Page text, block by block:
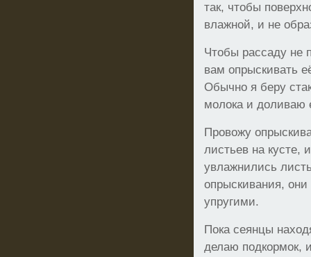
так, чтобы
влажной, и не
Чтобы рассаду не
вам опрыскивать
Обычно я беру
молока и доливаю
Провожу
листьев на кусте,
увлажнились
опрыскивания,
упругими.
Пока сеянцы
делаю подкормок,